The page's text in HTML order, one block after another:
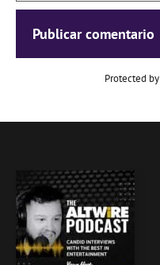
Protected by